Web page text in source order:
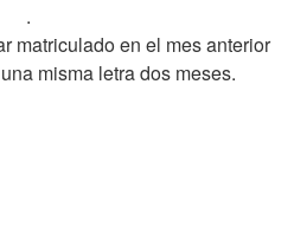
.
matriculado en el mes anterior
misma letra dos meses.